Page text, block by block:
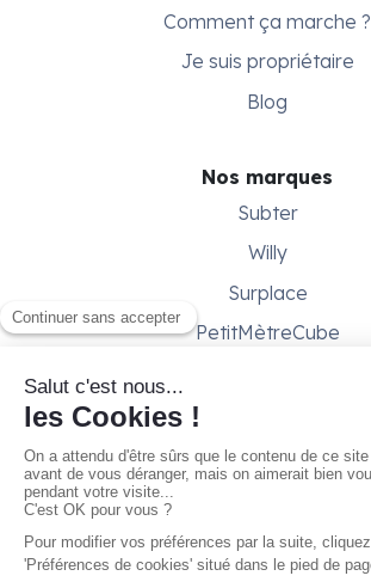
Comment ça marche ?
Je suis propriétaire
Blog
Nos marques
Subter
Willy
Surplace
PetitMètreCube
Besoin d'aide ?
Conditions générales
Gestion des cookies